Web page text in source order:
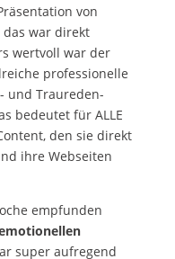
von
das war direkt
wertvoll war der
professionelle
und Traureden-
bedeutet für ALLE
den sie direkt
ihre Webseiten
empfunden
super aufregend